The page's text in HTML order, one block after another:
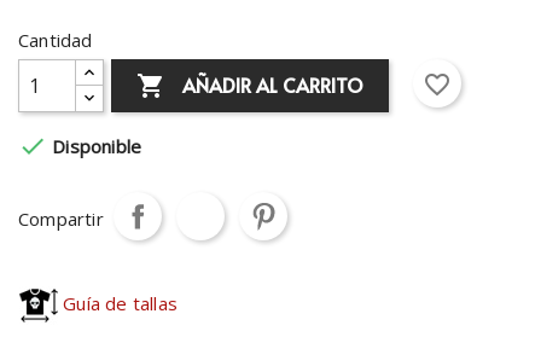
Cantidad
 AÑADIR AL CARRITO favorite_border
 Disponible
Compartir
Guía de tallas